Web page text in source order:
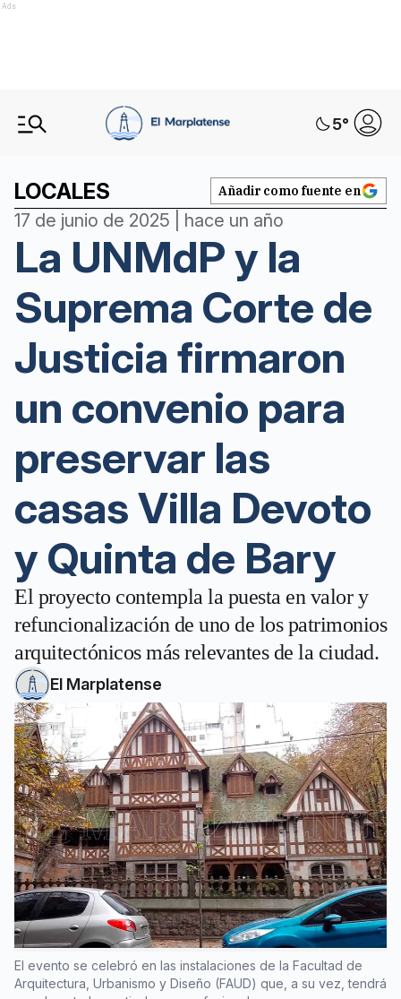
Ads
5°
LOCALES Añadir como fuente en
17 de junio de 2025 | hace un año
La UNMdP y la
Suprema Corte de
Justicia firmaron
un convenio para
preservar las
casas Villa Devoto
y Quinta de Bary
El proyecto contempla la puesta en valor y
refuncionalización de uno de los patrimonios
arquitectónicos más relevantes de la ciudad.
El Marplatense
El evento se celebró en las instalaciones de la Facultad de
Arquitectura, Urbanismo y Diseño (FAUD) que, a su vez, tendrá